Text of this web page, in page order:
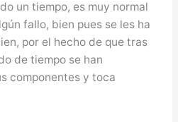
un tiempo, es muy normal
fallo, bien pues se les ha
por el hecho de que tras
de tiempo se han
componentes y toca